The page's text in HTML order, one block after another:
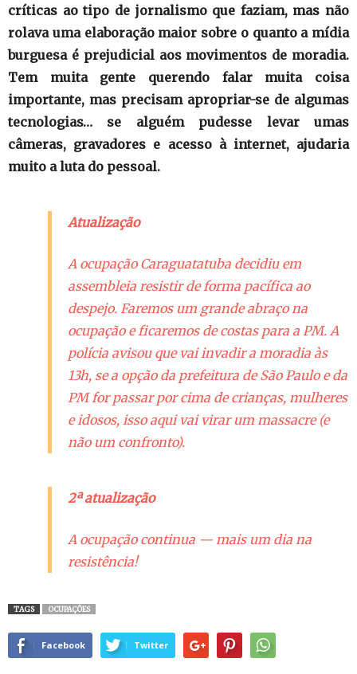
críticas ao tipo de jornalismo que faziam, mas não
rolava uma elaboração maior sobre o quanto a mídia
burguesa é prejudicial aos movimentos de moradia.
Tem muita gente querendo falar muita coisa
importante, mas precisam apropriar-se de algumas
tecnologias… se alguém pudesse levar umas
câmeras, gravadores e acesso à internet, ajudaria
muito a luta do pessoal.
Atualização
A ocupação Caraguatatuba decidiu em
assembleia resistir de forma pacífica ao
despejo. Faremos um grande abraço na
ocupação e ficaremos de costas para a PM. A
polícia avisou que vai invadir a moradia às
13h, se a opção da prefeitura de São Paulo e da
PM for passar por cima de crianças, mulheres
e idosos, isso aqui vai virar um massacre (e
não um confronto).
2ª atualização
A ocupação continua — mais um dia na
resistência!
TAGS OCUPAÇÕES
Facebook Twitter